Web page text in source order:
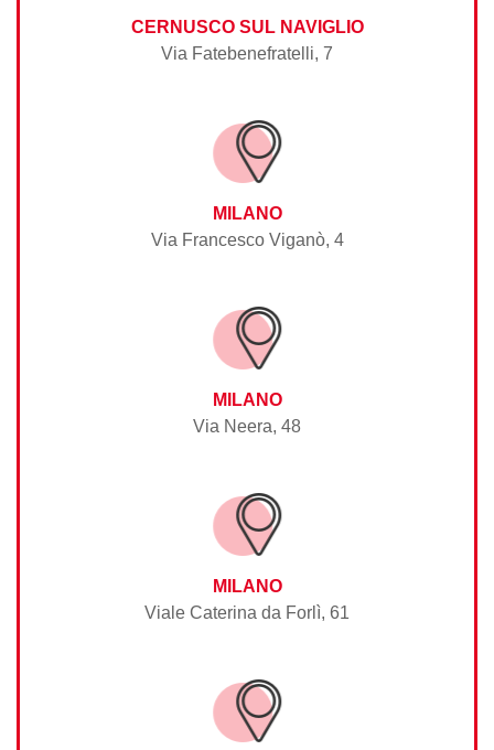
CERNUSCO SUL NAVIGLIO
Via Fatebenefratelli, 7
MILANO
Via Francesco Viganò, 4
MILANO
Via Neera, 48
MILANO
Viale Caterina da Forlì, 61